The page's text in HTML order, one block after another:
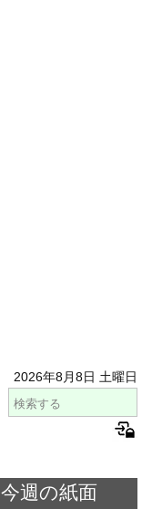
2026年8月8日 土曜日
今週の紙面